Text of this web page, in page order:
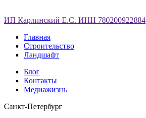
ИП Карлинский Е.С. ИНН 780200922884
Главная
Строительство
Ландшафт
Блог
Контакты
Медиажизнь
Санкт-Петербург